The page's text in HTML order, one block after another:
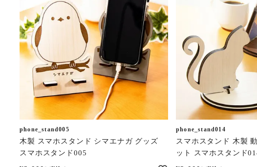
phone_stand005
木製 スマホスタンド シマエナガ グッズ
スマホスタンド005
phone_stand014
スマホスタンド 木製
ット スマホスタンド